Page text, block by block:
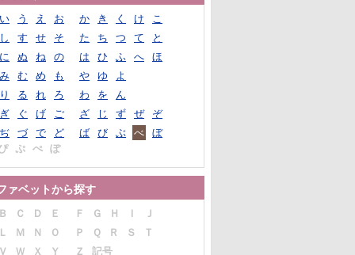
い う え お か き く け
こ
し す せ そ た ち つ て
と
に ぬ ね の は ひ ふ へ
ほ
み む め も や ゆ
よ
り る れ ろ わ を
ん
ぎ ぐ げ ご ざ じ ず ぜ
ぞ
ぢ づ で ど ば び ぶ べ
ぼ
ぷ ぺ ぽ
ァベットから探す
Ｂ Ｃ Ｄ Ｅ Ｆ Ｇ Ｈ Ｉ
Ｊ
Ｌ Ｍ Ｎ Ｏ Ｐ Ｑ Ｒ Ｓ
Ｔ
Ｖ Ｗ Ｘ Ｙ Ｚ
記号